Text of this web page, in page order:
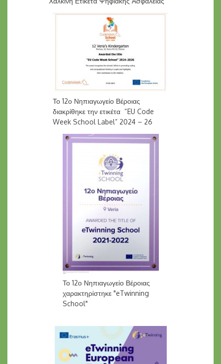
Το 12ο Νηπιαγωγείο Βέροιας
διακρίθηκε την ετικέτα “EU Code
Week School Label” 2024 – 26
Το 12ο Νηπιαγωγείο Βέροιας
χαρακτηρίστηκε "eTwinning
School"